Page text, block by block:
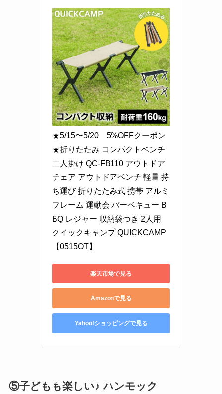
★5/15〜5/20　5%OFFクーポン
★折りたたみ コンパクトベンチ
二人掛け QC-FB110 アウトドア
チェア アウトドアベンチ 軽量 持
ち運び 折りたたみ式 携帯 アルミ
フレーム 運動会 バーベキュー B
BQ レジャー 収納袋つき 2人用
クイックキャンプ QUICKCAMP
【0515OT】
楽天市場で見る
Amazonで見る
Yahoo!ショッピングで見る
⑤子どもも楽しい♪ ハンモック